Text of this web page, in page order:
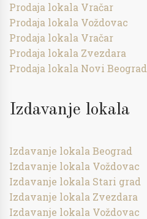
Prodaja lokala Vračar
Prodaja lokala Voždovac
Prodaja lokala Vračar
Prodaja lokala Zvezdara
Prodaja lokala Novi Beograd
Izdavanje lokala
Izdavanje lokala Beograd
Izdavanje lokala Voždovac
Izdavanje lokala Stari grad
Izdavanje lokala Zvezdara
Izdavanje lokala Voždovac